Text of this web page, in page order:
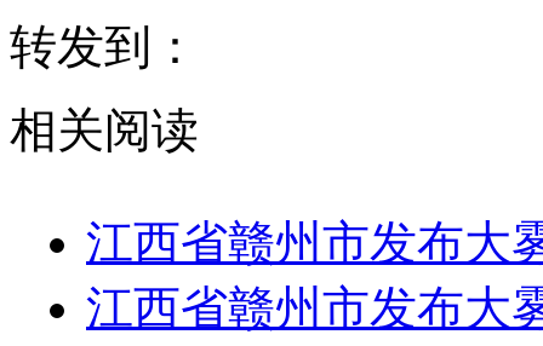
转发到：
相关阅读
江西省赣州市发布大
江西省赣州市发布大